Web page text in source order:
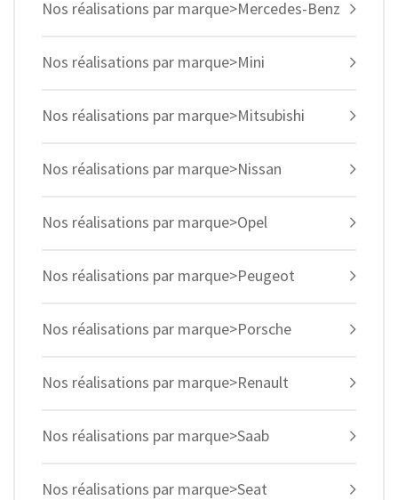
Nos réalisations par marque>Mercedes-Benz
Nos réalisations par marque>Mini
Nos réalisations par marque>Mitsubishi
Nos réalisations par marque>Nissan
Nos réalisations par marque>Opel
Nos réalisations par marque>Peugeot
Nos réalisations par marque>Porsche
Nos réalisations par marque>Renault
Nos réalisations par marque>Saab
Nos réalisations par marque>Seat